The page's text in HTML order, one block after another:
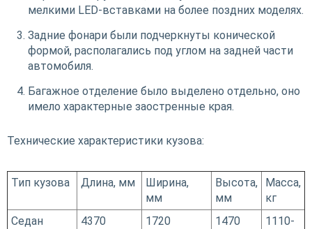
мелкими LED-вставками на более поздних моделях.
Задние фонари были подчеркнуты конической
формой, располагались под углом на задней части
автомобиля.
Багажное отделение было выделено отдельно, оно
имело характерные заостренные края.
Технические характеристики кузова:
Тип кузова Длина, мм
Ширина,
мм
Высота,
мм
Масса,
кг
Седан
4370 1720 1470
1110-